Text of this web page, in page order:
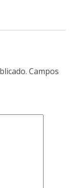
Campos